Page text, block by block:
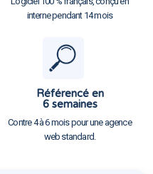
interne pendant 14 mois
Référencé en
6 semaines
Contre 4 à 6 mois pour une agence
web standard.